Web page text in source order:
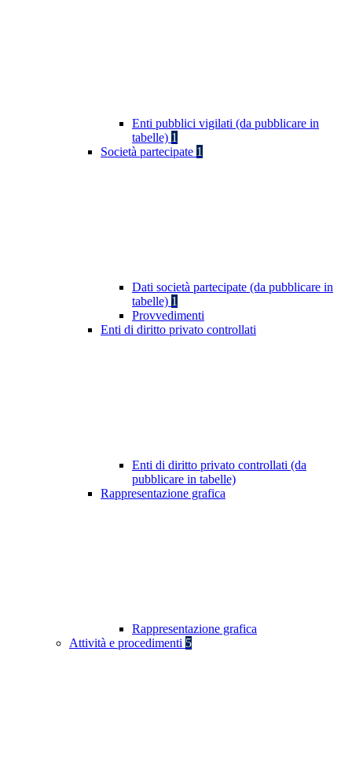
Enti pubblici vigilati (da pubblicare in
tabelle) 1
Società partecipate 1
Dati società partecipate (da pubblicare in
tabelle) 1
Provvedimenti
Enti di diritto privato controllati
Enti di diritto privato controllati (da
pubblicare in tabelle)
Rappresentazione grafica
Rappresentazione grafica
Attività e procedimenti 5